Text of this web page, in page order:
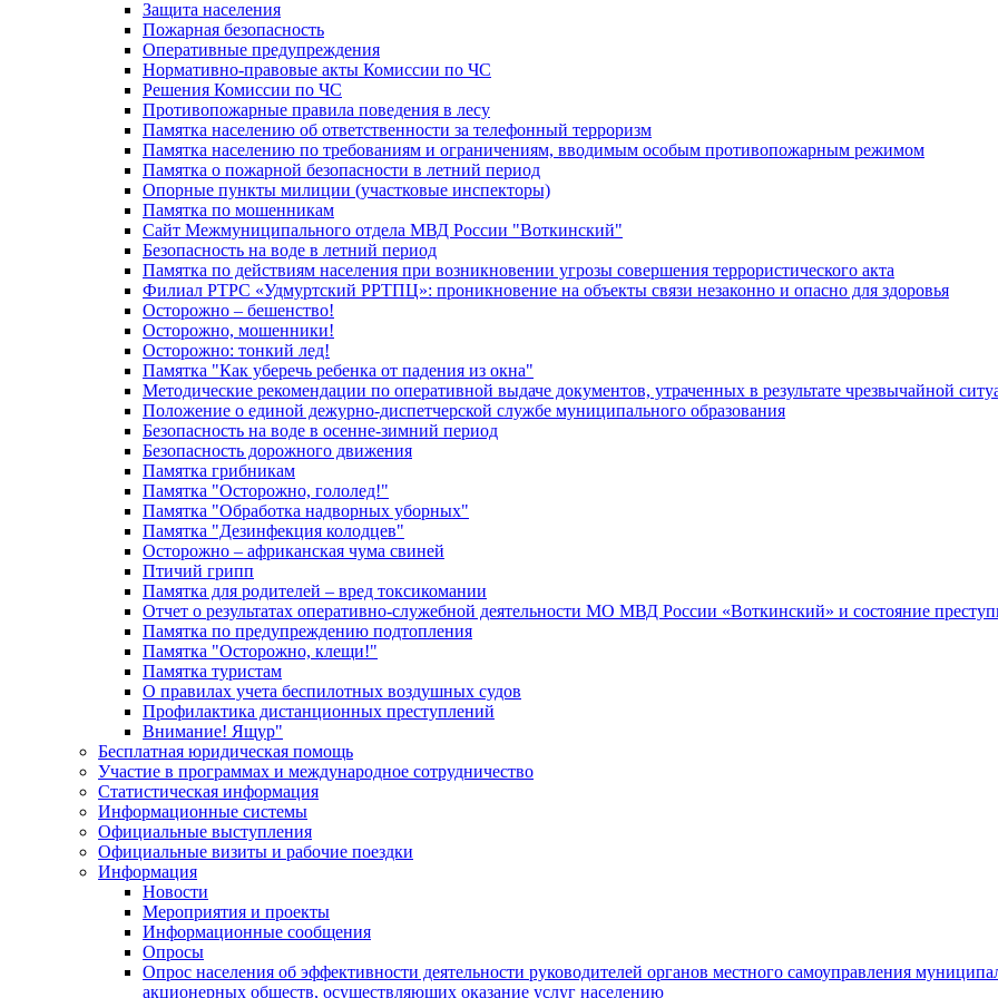
Защита населения
Пожарная безопасность
Оперативные предупреждения
Нормативно-правовые акты Комиссии по ЧС
Решения Комиссии по ЧС
Противопожарные правила поведения в лесу
Памятка населению об ответственности за телефонный терроризм
Памятка населению по требованиям и ограничениям, вводимым особым противопожарным режимом
Памятка о пожарной безопасности в летний период
Опорные пункты милиции (участковые инспекторы)
Памятка по мошенникам
Сайт Межмуниципального отдела МВД России "Воткинский"
Безопасность на воде в летний период
Памятка по действиям населения при возникновении угрозы совершения террористического акта
Филиал РТРС «Удмуртский РРТПЦ»: проникновение на объекты связи незаконно и опасно для здоровья
Осторожно – бешенство!
Осторожно, мошенники!
Осторожно: тонкий лед!
Памятка "Как уберечь ребенка от падения из окна"
Методические рекомендации по оперативной выдаче документов, утраченных в результате чрезвычайной
Положение о единой дежурно-диспетчерской службе муниципального образования
Безопасность на воде в осенне-зимний период
Безопасность дорожного движения
Памятка грибникам
Памятка "Осторожно, гололед!"
Памятка "Обработка надворных уборных"
Памятка "Дезинфекция колодцев"
Осторожно – африканская чума свиней
Птичий грипп
Памятка для родителей – вред токсикомании
Отчет о результатах оперативно-служебной деятельности МО МВД России «Воткинский» и состояние
Памятка по предупреждению подтопления
Памятка "Осторожно, клещи!"
Памятка туристам
О правилах учета беспилотных воздушных судов
Профилактика дистанционных преступлений
Внимание! Ящур"
Бесплатная юридическая помощь
Участие в программах и международное сотрудничество
Статистическая информация
Информационные системы
Официальные выступления
Официальные визиты и рабочие поездки
Информация
Новости
Мероприятия и проекты
Информационные сообщения
Опросы
Опрос населения об эффективности деятельности руководителей органов местного самоуправления
акционерных обществ, осуществляющих оказание услуг населению